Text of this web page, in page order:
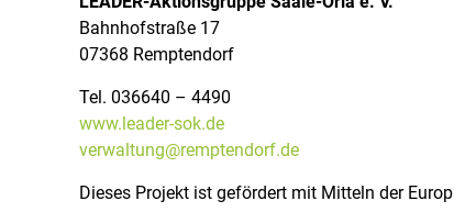
l
a
M
a
r
k
p
l
e
P
r
o
d
k
Bahnhofstraße 17
07368 Remptendorf
Tel. 036640 – 4490
www.leader-sok.de
verwaltung@remptendorf.de
Dieses Projekt ist gefördert mit Mitteln der